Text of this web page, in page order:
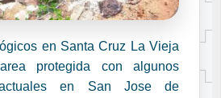
en Santa Cruz La Vieja
protegida con algunos
actuales en San Jose de